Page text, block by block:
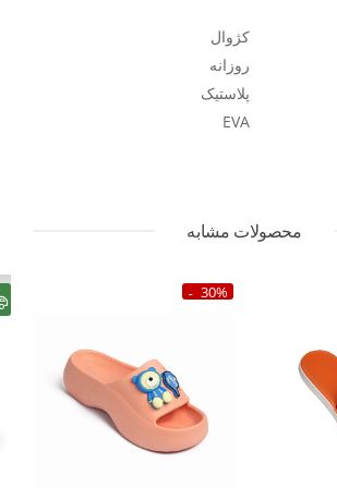
کژوال
روزانه
پلاستیک
EVA
محصولات مشابه
30%